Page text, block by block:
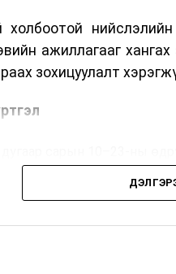
холбоотой
ажиллагааг
зохицуулалт
сарын 17–28-ны
хүүхэд бүртгэх